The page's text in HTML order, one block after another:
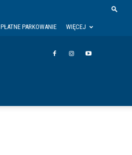
PŁATNE PARKOWANIE WIĘCEJ